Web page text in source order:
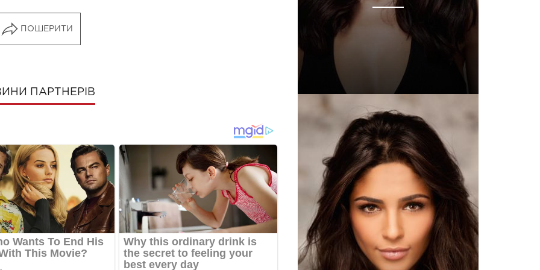
ПОШЕРИТИ
ПАРТНЕРІВ